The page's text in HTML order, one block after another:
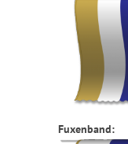
Fuxenband: